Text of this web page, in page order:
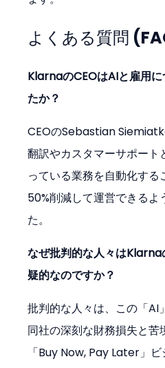
よくある質問
KlarnaのCEOはAIと雇用
たか？
CEOのSebastian
翻訳やカスタマーサポート
っている業務を自動化する
50%削減して運営できるよ
た。
なぜ批判的な人々は
疑的なのですか？
批判的な人々は、この「AI
同社の深刻な財務損失と苦
「Buy Now, Pay Later」